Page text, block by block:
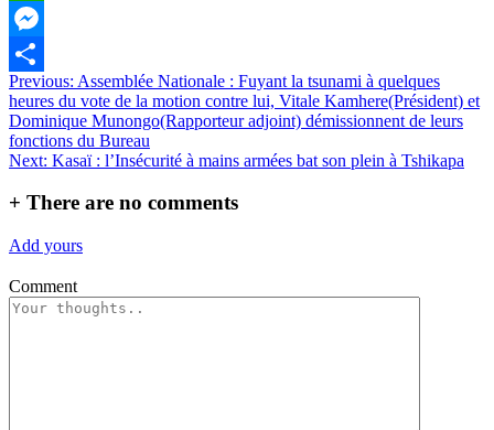
WhatsApp
Messenger
Partager
Navigation
de
l’article
Previous: Assemblée Nationale : Fuyant la tsunami à quelques
heures du vote de la motion contre lui, Vitale Kamhere(Président) et
Dominique Munongo(Rapporteur adjoint) démissionnent de leurs
fonctions du Bureau
Next: Kasaï : l’Insécurité à mains armées bat son plein à Tshikapa
+ There are no comments
Add yours
Comment